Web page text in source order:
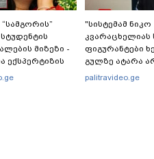
მიზეზი -
ექსპერტიზის
"სისტემამ ნიკო
კვარაცხელიას
ფიგურანტები
გულზე ატარა
წელი! ხომ არ
palitravideo.ge